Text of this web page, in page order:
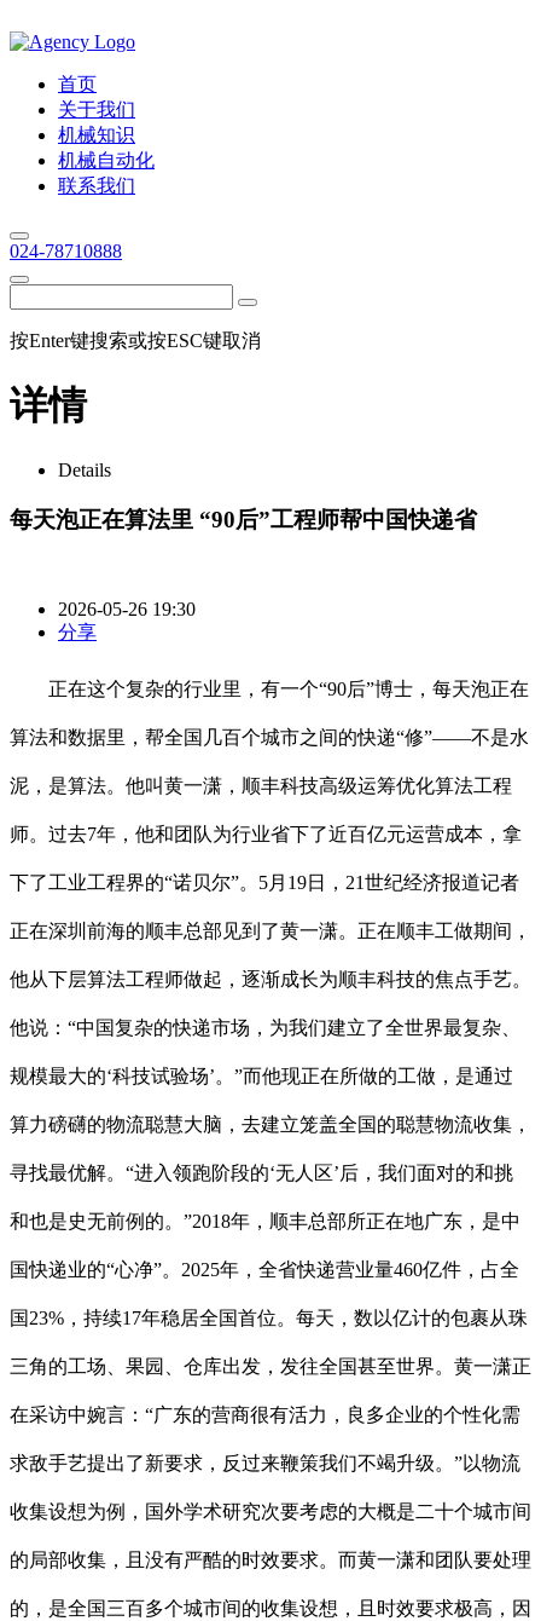
首页
关于我们
机械知识
机械自动化
联系我们
024-78710888
按Enter键搜索或按ESC键取消
详情
Details
每天泡正在算法里 “90后”工程师帮中国快递省
2026-05-26 19:30
分享
正在这个复杂的行业里，有一个“90后”博士，每天泡正在
算法和数据里，帮全国几百个城市之间的快递“修”——不是水
泥，是算法。他叫黄一潇，顺丰科技高级运筹优化算法工程
师。过去7年，他和团队为行业省下了近百亿元运营成本，拿
下了工业工程界的“诺贝尔”。5月19日，21世纪经济报道记者
正在深圳前海的顺丰总部见到了黄一潇。正在顺丰工做期间，
他从下层算法工程师做起，逐渐成长为顺丰科技的焦点手艺。
他说：“中国复杂的快递市场，为我们建立了全世界最复杂、
规模最大的‘科技试验场’。”而他现正在所做的工做，是通过
算力磅礴的物流聪慧大脑，去建立笼盖全国的聪慧物流收集，
寻找最优解。“进入领跑阶段的‘无人区’后，我们面对的和挑
和也是史无前例的。”2018年，顺丰总部所正在地广东，是中
国快递业的“心净”。2025年，全省快递营业量460亿件，占全
国23%，持续17年稳居全国首位。每天，数以亿计的包裹从珠
三角的工场、果园、仓库出发，发往全国甚至世界。黄一潇正
在采访中婉言：“广东的营商很有活力，良多企业的个性化需
求敌手艺提出了新要求，反过来鞭策我们不竭升级。”以物流
收集设想为例，国外学术研究次要考虑的大概是二十个城市间
的局部收集，且没有严酷的时效要求。而黄一潇和团队要处理
的，是全国三百多个城市间的收集设想，且时效要求极高，因